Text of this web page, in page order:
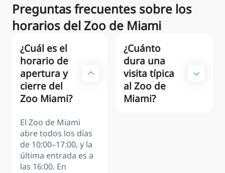
Preguntas frecuentes sobre los
horarios del Zoo de Miami
¿Cuál es el
horario de
apertura y
cierre del
Zoo Miami?
El Zoo de Miami
abre todos los días
de 10:00–17:00, y la
última entrada es a
las 16:00. En
¿Cuánto
dura una
visita típica
al Zoo de
Miami?